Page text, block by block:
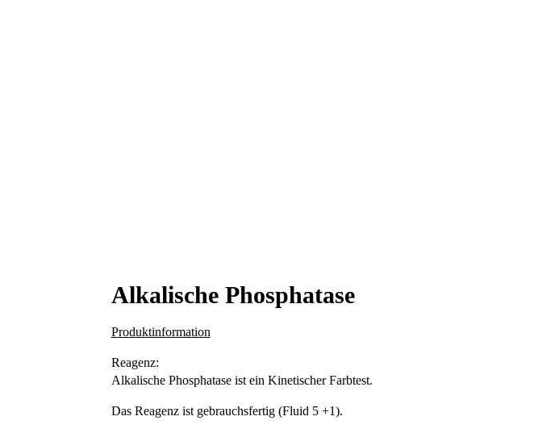
Alkalische Phosphatase
Produktinformation
Reagenz:
Alkalische Phosphatase ist ein Kinetischer Farbtest.
Das Reagenz ist gebrauchsfertig (Fluid 5 +1).